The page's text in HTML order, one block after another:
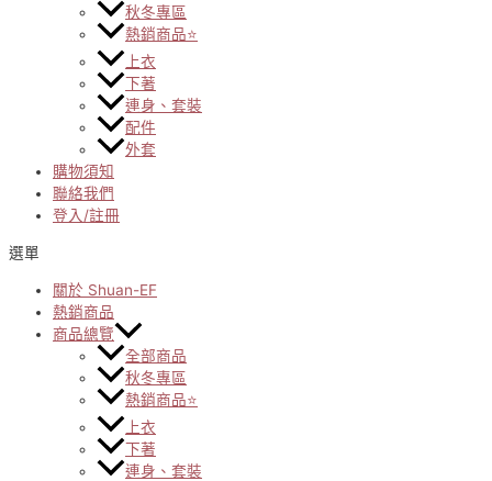
秋冬專區
熱銷商品⭐
上衣
下著
連身、套裝
配件
外套
購物須知
聯絡我們
登入/註冊
選單
關於 Shuan-EF
熱銷商品
商品總覽
全部商品
秋冬專區
熱銷商品⭐
上衣
下著
連身、套裝